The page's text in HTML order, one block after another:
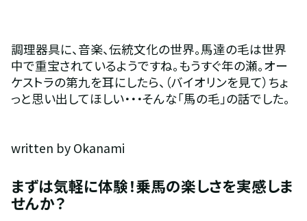
調理器具に、音楽、伝統文化の世界。馬達の毛は世界
中で重宝されているようですね。もうすぐ年の瀬。オー
ケストラの第九を耳にしたら、（バイオリンを見て）ちょ
っと思い出してほしい・・・そんな「馬の毛」の話でした。
written by Okanami
まずは気軽に体験！乗馬の楽しさを実感しま
せんか？